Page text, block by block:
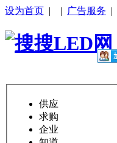
设为首页 | | 广告服务 |
供应
求购
企业